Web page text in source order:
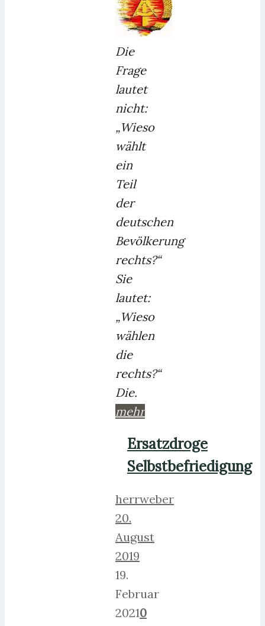
Die
Frage
lautet
nicht:
„Wieso
wählt
ein
Teil
der
deutschen
Bevölkerung
rechts?“
Sie
lautet:
„Wieso
wählen
die
rechts?“
Die.
mehr
Ersatzdroge
Selbstbefriedigung
herrweber
20.
August
2019
19.
Februar
20210